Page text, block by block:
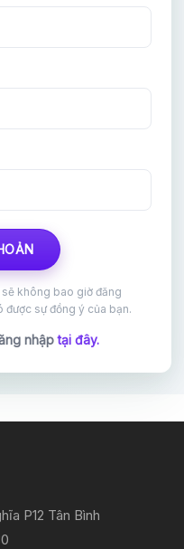
không bao giờ đăng
được sự đồng ý của bạn.
nhậptại đây.
P12 Tân Bình